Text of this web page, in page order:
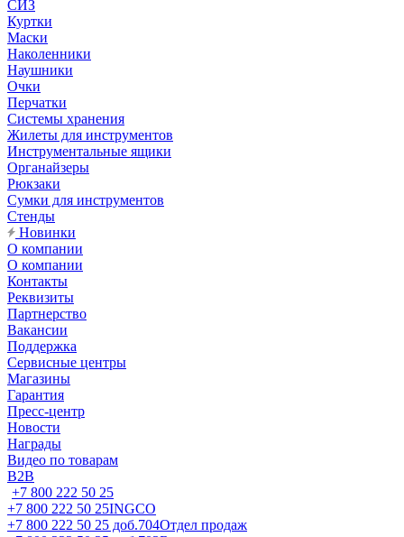
СИЗ
Куртки
Маски
Наколенники
Наушники
Очки
Перчатки
Системы хранения
Жилеты для инструментов
Инструментальные ящики
Органайзеры
Рюкзаки
Сумки для инструментов
Стенды
Новинки
О компании
О компании
Контакты
Реквизиты
Партнерство
Вакансии
Поддержка
Сервисные центры
Магазины
Гарантия
Пресс-центр
Новости
Награды
Видео по товарам
B2B
+7 800 222 50 25
+7 800 222 50 25INGCO
+7 800 222 50 25 доб.704Отдел продаж